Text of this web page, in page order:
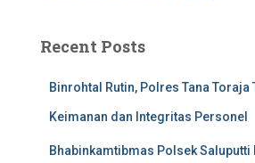
Recent Posts
Binrohtal Rutin, Polres Tana Toraja
Keimanan dan Integritas Personel
Bhabinkamtibmas Polsek Saluputti